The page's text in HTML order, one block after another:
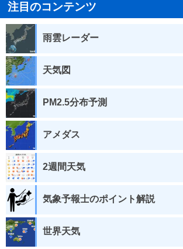
注目のコンテンツ
雨雲レーダー
天気図
PM2.5分布予測
アメダス
2週間天気
気象予報士のポイント解説
世界天気